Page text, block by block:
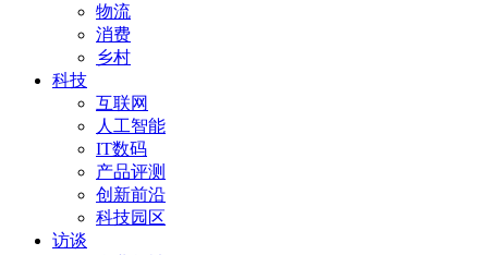
物流
消费
乡村
科技
互联网
人工智能
IT数码
产品评测
创新前沿
科技园区
访谈